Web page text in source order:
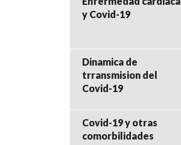
y Covid-19
Dinamica de
trransmision del
Covid-19
Covid-19 y otras
comorbilidades